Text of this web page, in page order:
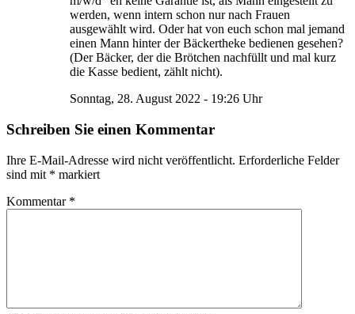
werden, wenn intern schon nur nach Frauen
ausgewählt wird. Oder hat von euch schon mal jemand
einen Mann hinter der Bäckertheke bedienen gesehen?
(Der Bäcker, der die Brötchen nachfüllt und mal kurz
die Kasse bedient, zählt nicht).
Sonntag, 28. August 2022 - 19:26 Uhr
Schreiben Sie einen Kommentar
Ihre E-Mail-Adresse wird nicht veröffentlicht. Erforderliche Felder
sind mit * markiert
Kommentar *